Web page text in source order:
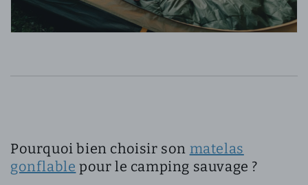
Pourquoi bien choisir son matelas
gonflable pour le camping sauvage ?